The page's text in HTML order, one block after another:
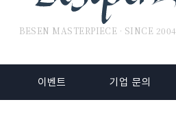
BESEN MASTERPIECE · SINCE 2004
이벤트 기업 문의